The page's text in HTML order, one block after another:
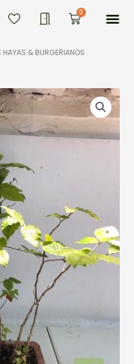
0Carrito
HAYAS & BURGERIANOS